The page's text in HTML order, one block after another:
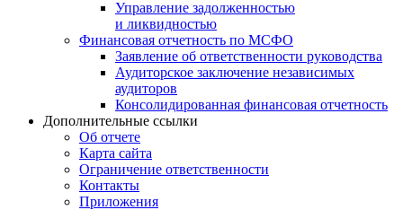
Управление задолженностью
и ликвидностью
Финансовая отчетность по МСФО
Заявление об ответственности руководства
Аудиторское заключение независимых
аудиторов
Консолидированная финансовая отчетность
Дополнительные ссылки
Об отчете
Карта сайта
Ограничение ответственности
Контакты
Приложения